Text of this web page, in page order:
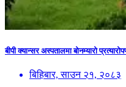
बीपी क्यान्सर अस्पतालमा बोनम्यारो
बिहिबार, साउन २१, २०८३